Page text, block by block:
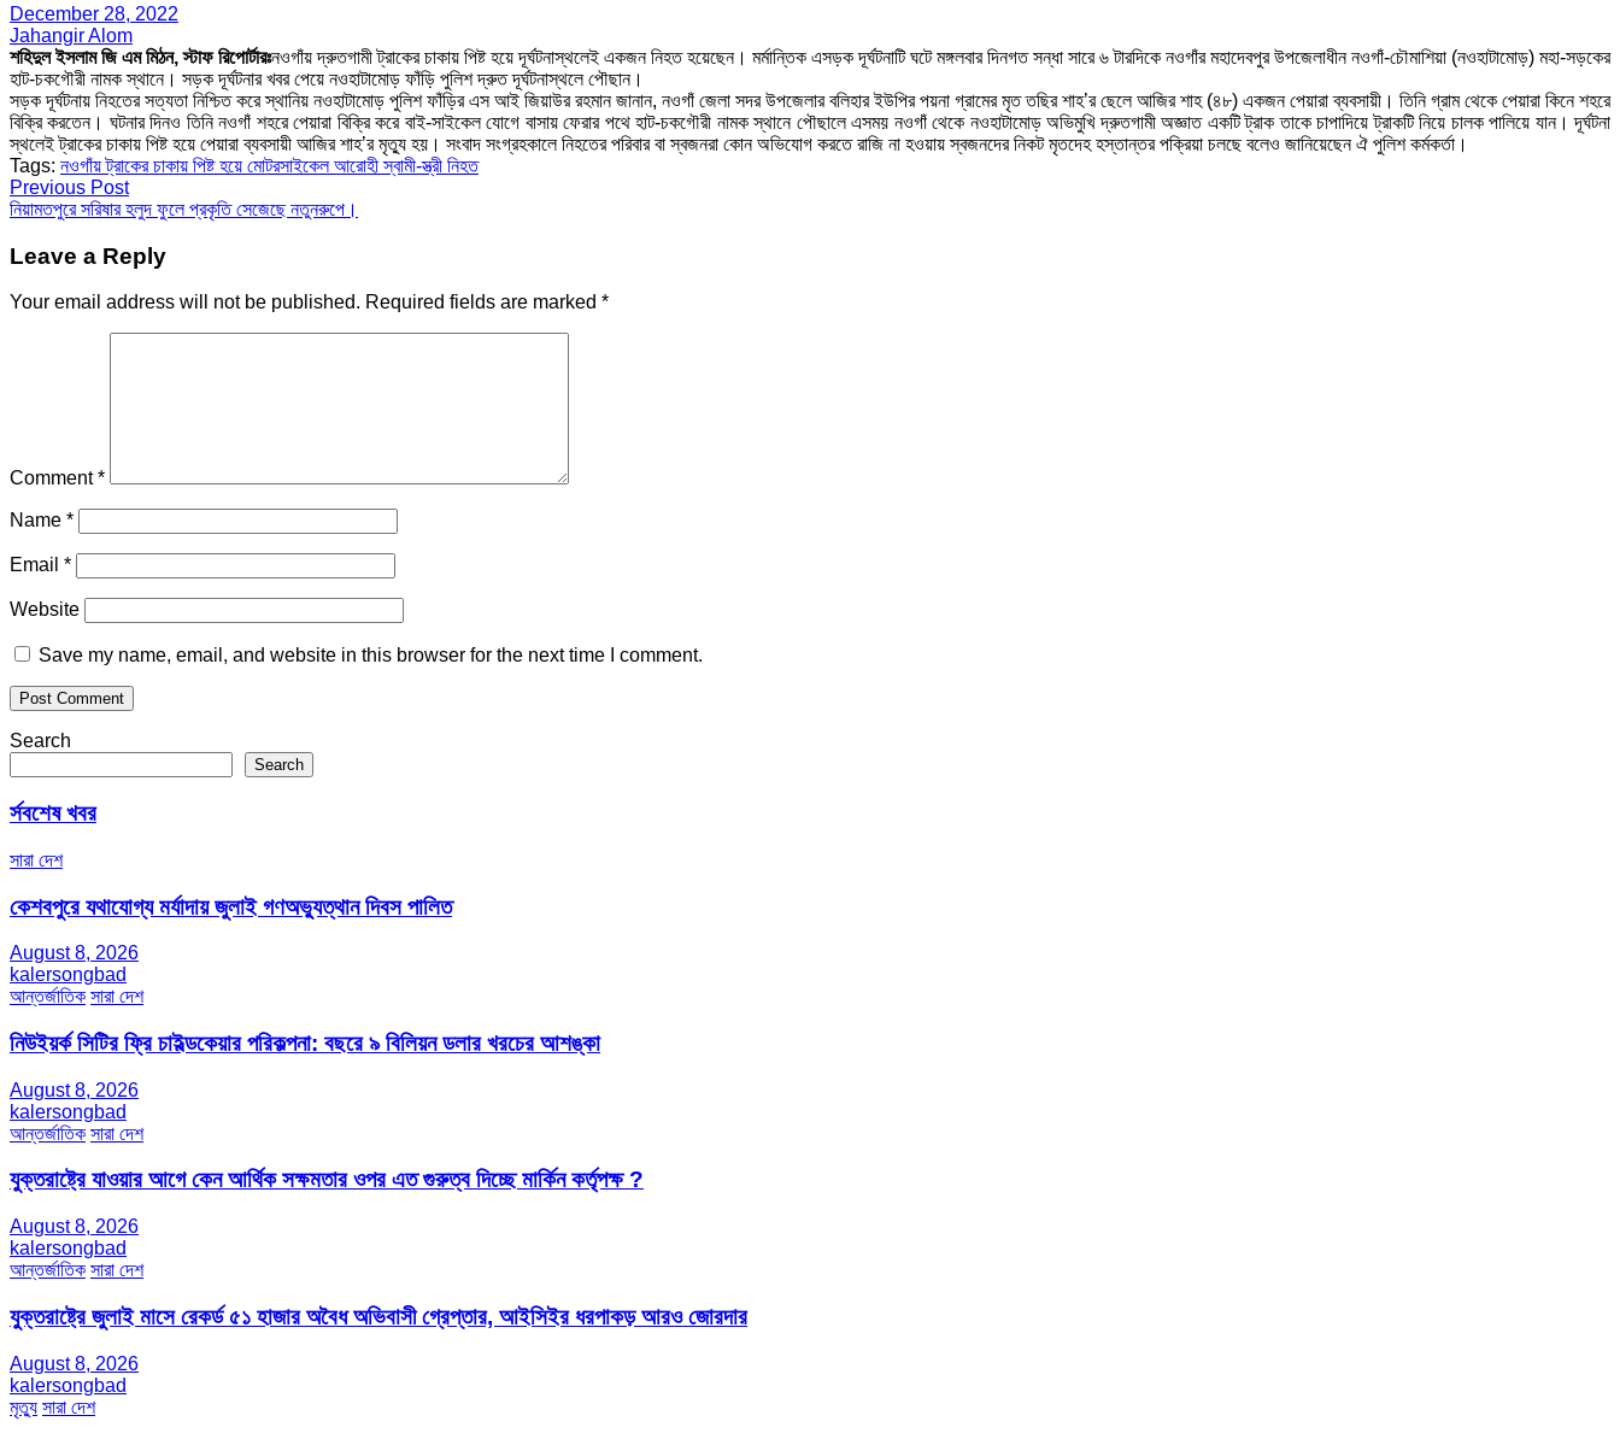
December 28, 2022
Jahangir Alom
শহিদুল ইসলাম জি এম মিঠন, স্টাফ রিপোর্টারঃনওগাঁয় দ্রুতগামী ট্রাকের চাকায় পিষ্ট হয়ে দূর্ঘটনাস্থলেই একজন নিহত হয়েছেন। মর্মান্তিক এসড়ক দূর্ঘটনাটি ঘটে মঙ্গলবার দিনগত সন্ধা সারে ৬ টারদিকে নওগাঁর মহাদেবপুর উপজেলাধীন নওগাঁ-চৌমাশিয়া (নওহাটামোড়) মহা-সড়কের
হাট-চকগৌরী নামক স্থানে। সড়ক দূর্ঘটনার খবর পেয়ে নওহাটামোড় ফাঁড়ি পুলিশ দ্রুত দূর্ঘটনাস্থলে পৌছান।
সড়ক দূর্ঘটনায় নিহতের সত্যতা নিশ্চিত করে স্থানিয় নওহাটামোড় পুলিশ ফাঁড়ির এস আই জিয়াউর রহমান জানান, নওগাঁ জেলা সদর উপজেলার বলিহার ইউপির পয়না গ্রামের মৃত তছির শাহ’র ছেলে আজির শাহ (৪৮) একজন পেয়ারা ব্যবসায়ী। তিনি গ্রাম থেকে পেয়ারা কিনে শহরে
বিক্রি করতেন। ঘটনার দিনও তিনি নওগাঁ শহরে পেয়ারা বিক্রি করে বাই-সাইকেল যোগে বাসায় ফেরার পথে হাট-চকগৌরী নামক স্থানে পৌছালে এসময় নওগাঁ থেকে নওহাটামোড় অভিমুখি দ্রুতগামী অজ্ঞাত একটি ট্রাক তাকে চাপাদিয়ে ট্রাকটি নিয়ে চালক পালিয়ে যান। দূর্ঘটনা
স্থলেই ট্রাকের চাকায় পিষ্ট হয়ে পেয়ারা ব্যবসায়ী আজির শাহ’র মৃত্যু হয়। সংবাদ সংগ্রহকালে নিহতের পরিবার বা স্বজনরা কোন অভিযোগ করতে রাজি না হওয়ায় স্বজনদের নিকট মৃতদেহ হস্তান্তর পক্রিয়া চলছে বলেও জানিয়েছেন ঐ পুলিশ কর্মকর্তা।
Tags: নওগাঁয় ট্রাকের চাকায় পিষ্ট হয়ে মোটরসাইকেল আরোহী স্বামী-স্ত্রী নিহত
Post
navigation
Previous Post
নিয়ামতপুরে সরিষার হলুদ ফুলে প্রকৃতি সেজেছে নতুনরুপে।
Leave a Reply
Your email address will not be published. Required fields are marked *
Comment*
Name *
Email *
Website
Save my name, email, and website in this browser for the next time I comment.
Search
Search
র্সবশেষ খবর
সারা দেশ
কেশবপুরে যথাযোগ্য মর্যাদায় জুলাই গণঅভ্যুত্থান দিবস পালিত
August 8, 2026
kalersongbad
আন্তর্জাতিক সারা দেশ
নিউইয়র্ক সিটির ফ্রি চাইল্ডকেয়ার পরিকল্পনা: বছরে ৯ বিলিয়ন ডলার খরচের আশঙ্কা
August 8, 2026
kalersongbad
আন্তর্জাতিক সারা দেশ
যুক্তরাষ্ট্রে যাওয়ার আগে কেন আর্থিক সক্ষমতার ওপর এত গুরুত্ব দিচ্ছে মার্কিন কর্তৃপক্ষ ?
August 8, 2026
kalersongbad
আন্তর্জাতিক সারা দেশ
যুক্তরাষ্ট্রে জুলাই মাসে রেকর্ড ৫১ হাজার অবৈধ অভিবাসী গ্রেপ্তার, আইসিইর ধরপাকড় আরও জোরদার
August 8, 2026
kalersongbad
মৃত্যু সারা দেশ